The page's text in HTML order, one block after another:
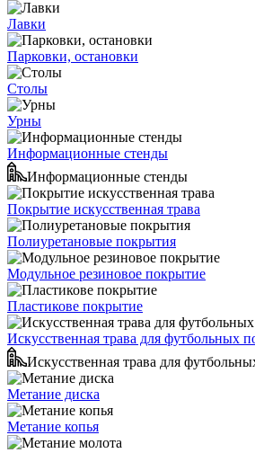
Лавки
Парковки, остановки
Столы
Урны
Информационные стенды
Информационные стенды
Покрытие искусственная трава
Полиуретановые покрытия
Модульное резиновое покрытие
Пластикове покрытие
Искусственная трава для футбольных
Искусственная трава для
Метание диска
Метание копья